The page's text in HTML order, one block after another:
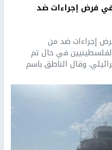
فرض إجراءات ضد
إجراءات ضد من
في حال تم
وقال الناطق باسم